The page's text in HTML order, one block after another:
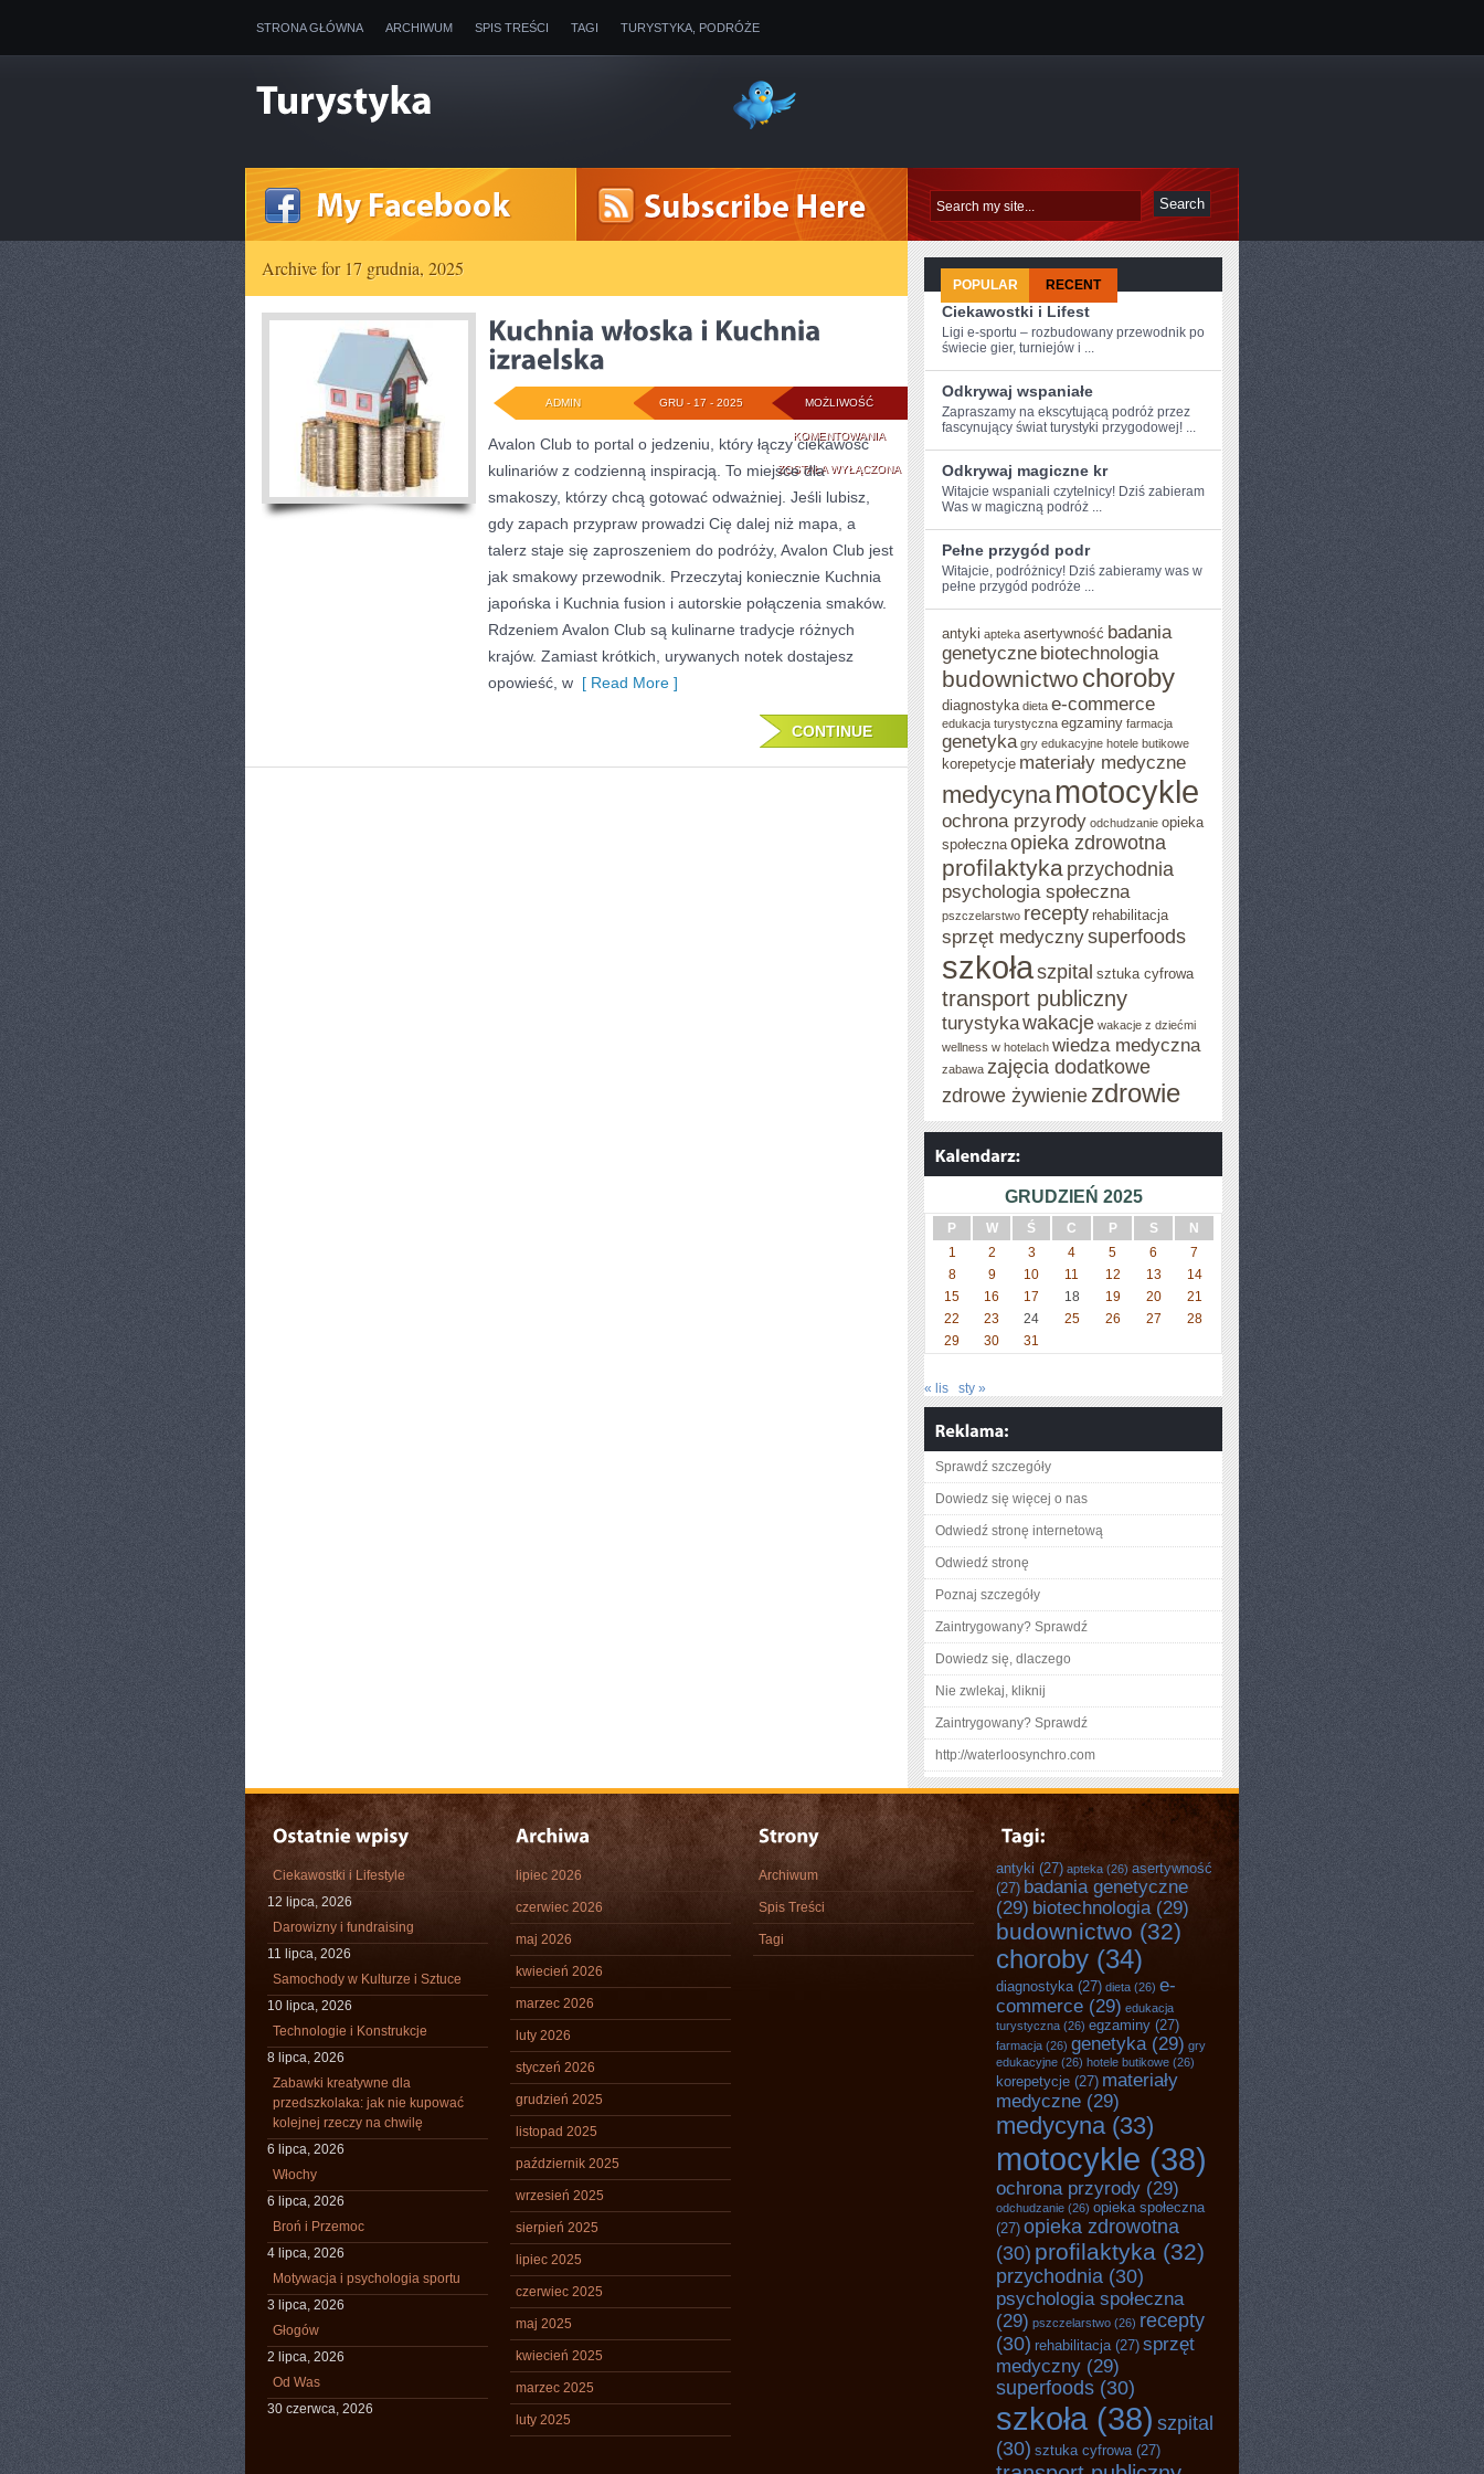
STRONA GŁÓWNA ARCHIWUM SPIS TREŚCI TAGI TURYSTYKA, PODRÓŻE
Archive for 17 grudnia, 2025
MOŻLIWOŚĆ
KOMENTOWANIAKUCHNIA
WŁOSKA
KUCHNIA
IZRAELSKA
ZOSTAŁA WYŁĄCZONA
GRU - 17 - 2025
ADMIN
Avalon Club to portal o jedzeniu, który łączy ciekawość
kulinariów z codzienną inspiracją. To miejsce dla
smakoszy, którzy chcą gotować odważniej. Jeśli lubisz,
gdy zapach przypraw prowadzi Cię dalej niż mapa, a
talerz staje się zaproszeniem do podróży, Avalon Club jest
jak smakowy przewodnik. Przeczytaj koniecznie Kuchnia
japońska i Kuchnia fusion i autorskie połączenia smaków.
Rdzeniem Avalon Club są kulinarne tradycje różnych
krajów. Zamiast krótkich, urywanych notek dostajesz
opowieść, w [ Read More ]
CONTINUE
POPULAR RECENT
Ciekawostki i Lifest
Ligi e-sportu – rozbudowany przewodnik po
świecie gier, turniejów i ...
Odkrywaj wspaniałe
Zapraszamy na ekscytującą podróż przez
fascynujący świat turystyki przygodowej! ...
Odkrywaj magiczne kr
Witajcie wspaniali czytelnicy! Dziś zabieram
Was⁢ w magiczną podróż ...
Pełne przygód podr
Witajcie, podróżnicy! Dziś zabieramy was w
pełne przygód podróże​ ...
antyki apteka asertywność badania
genetyczne biotechnologia
budownictwo choroby
diagnostyka dieta e-commerce
edukacja turystyczna egzaminy farmacja
genetyka gry edukacyjne hotele butikowe
korepetycje materiały medyczne
medycyna motocykle
ochrona przyrody odchudzanie opieka
społeczna opieka zdrowotna
profilaktyka przychodnia
psychologia społeczna
pszczelarstwo recepty rehabilitacja
sprzęt medycznysuperfoods
szkołaszpital sztuka cyfrowa
transport publiczny
turystykawakacje wakacje z dziećmi
wellness w hotelach wiedza medyczna
zabawa zajęcia dodatkowe
zdrowe żywienie zdrowie
GRUDZIEŃ 2025
P W Ś C P S
N
1
2 3 4 5 6
7
8
9 10 11 12 13
14
15
16 17 18 19 20
21
22
23 24 25 26 27
28
29
30 31
« lis sty »
Sprawdź szczegóły
Dowiedz się więcej o nas
Odwiedź stronę internetową
Odwiedź stronę
Poznaj szczegóły
Zaintrygowany? Sprawdź
Dowiedz się, dlaczego
Nie zwlekaj, kliknij
Zaintrygowany? Sprawdź
http://waterloosynchro.com
Ciekawostki i Lifestyle
12 lipca, 2026
Darowizny i fundraising
11 lipca, 2026
Samochody w Kulturze i Sztuce
10 lipca, 2026
Technologie i Konstrukcje
8 lipca, 2026
Zabawki kreatywne dla
przedszkolaka: jak nie kupować
kolejnej rzeczy na chwilę
6 lipca, 2026
Włochy
6 lipca, 2026
Broń i Przemoc
4 lipca, 2026
Motywacja i psychologia sportu
3 lipca, 2026
Głogów
2 lipca, 2026
Od Was
30 czerwca, 2026
lipiec 2026
czerwiec 2026
maj 2026
kwiecień 2026
marzec 2026
luty 2026
styczeń 2026
grudzień 2025
listopad 2025
październik 2025
wrzesień 2025
sierpień 2025
lipiec 2025
czerwiec 2025
maj 2025
kwiecień 2025
marzec 2025
luty 2025
Archiwum
Spis Treści
Tagi
antyki (27) apteka (26) asertywność
(27) badania genetyczne
(29) biotechnologia (29)
budownictwo (32)
choroby (34)
diagnostyka(27) dieta (26) e-
commerce (29) edukacja
turystyczna (26) egzaminy (27)
farmacja (26) genetyka (29) gry
edukacyjne (26) hotele butikowe (26)
korepetycje (27) materiały
medyczne (29)
medycyna(33)
motocykle (38)
ochrona przyrody (29)
odchudzanie (26) opieka społeczna
(27) opieka zdrowotna
(30) profilaktyka (32)
przychodnia (30)
psychologia społeczna
(29) pszczelarstwo (26) recepty
(30) rehabilitacja(27) sprzęt
medyczny (29)
superfoods (30)
szkoła (38) szpital
(30) sztuka cyfrowa(27)